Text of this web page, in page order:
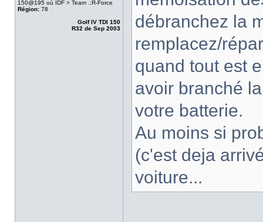
150@195 où IDF > Team .:R-Force
Région: 78
Golf IV TDI 150
R32 de Sep 2003
débranchez la
remplacez/
quand tout est
avoir branché
votre batterie.
Au moins si
(c'est deja
voiture...